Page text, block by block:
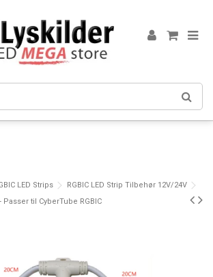
LED Strips
RGBIC LED Strip Tilbehør 12V/24V
til CyberTube RGBIC